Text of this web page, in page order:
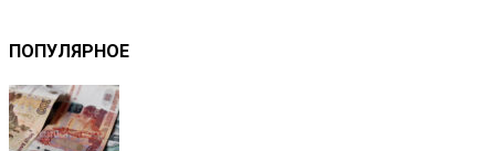
ПОПУЛЯРНОЕ